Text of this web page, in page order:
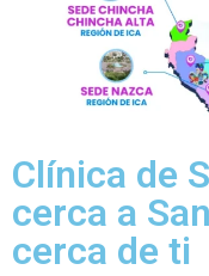
Clínica de
cerca a
cerca de ti